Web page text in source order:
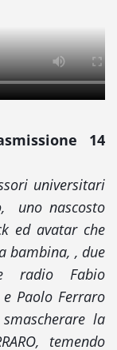
14
universitari
uno nascosto
ed avatar che
bambina, , due
radio Fabio
Paolo Ferraro
la
temendo